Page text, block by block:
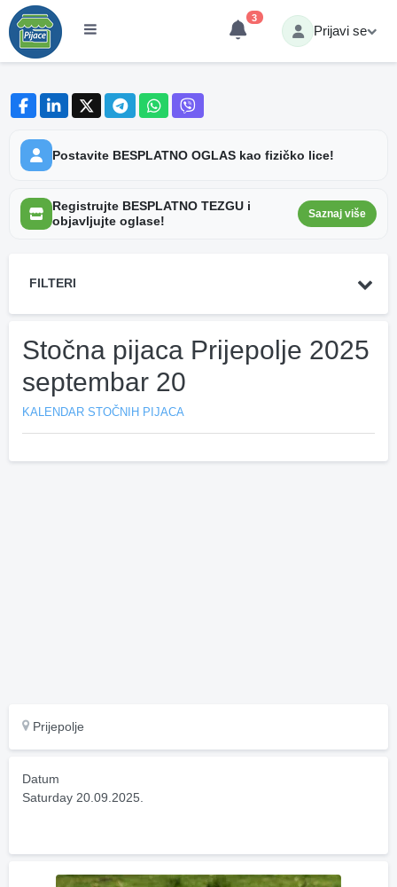
3
Prijavi se
Postavite BESPLATNO OGLAS kao fizičko lice!
Registrujte BESPLATNO TEZGU i
objavljujte oglase!
Saznaj više
FILTERI
Stočna pijaca Prijepolje 2025
septembar 20
KALENDAR STOČNIH PIJACA
Prijepolje
Datum
Saturday 20.09.2025.